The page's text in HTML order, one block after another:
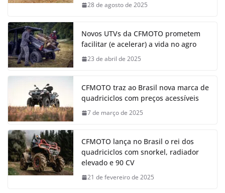
28 de agosto de 2025
Novos UTVs da CFMOTO prometem
facilitar (e acelerar) a vida no agro
23 de abril de 2025
CFMOTO traz ao Brasil nova marca de
quadriciclos com preços acessíveis
7 de março de 2025
CFMOTO lança no Brasil o rei dos
quadriciclos com snorkel, radiador
elevado e 90 CV
21 de fevereiro de 2025